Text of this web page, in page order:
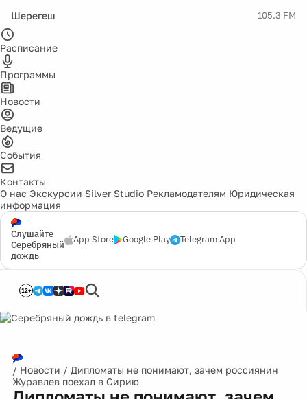
Шерегеш 105.3 FM
Расписание
Программы
Новости
Ведущие
События
Контакты
О нас Экскурсии Silver Studio Рекламодателям Юридическая
информация
Слушайте
Серебряный
дождь
App Store Google Play Telegram App
12+
/ Новости / Дипломаты не понимают, зачем россиянин
Журавлев поехал в Сирию